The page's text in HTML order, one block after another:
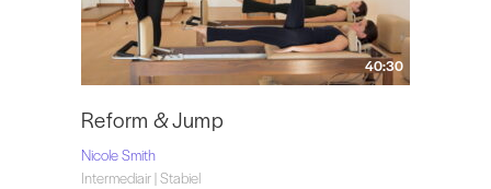
40:30
Reform & Jump
Nicole Smith
Intermediair | Stabiel